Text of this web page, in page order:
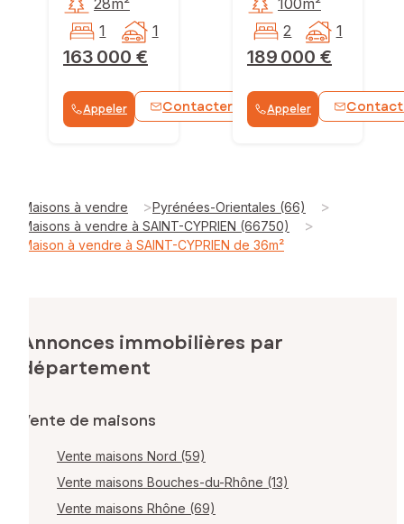
163 000 €
28m²
1
1
Appeler Contacter WhatsApp
189 000 €
100m²
2
1
Appeler
Maisons à vendre >Pyrénées-Orientales (66) >
Maisons à vendre à SAINT-CYPRIEN (66750) >
Maison à vendre à SAINT-CYPRIEN de 36m²
Annonces immobilières par
département
Vente de maisons
Vente maisons Nord (59)
Vente maisons Bouches-du-Rhône (13)
Vente maisons Rhône (69)